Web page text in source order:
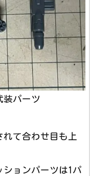
装パーツ
れて合わせ目も上
ョンパーツは1パ